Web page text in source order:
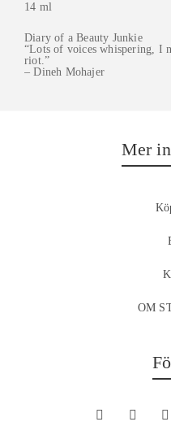
14 ml
Diary of a Beauty Junkie
“Lots of voices whispering, I
riot.”
– Dineh Mohajer
Mer
OM